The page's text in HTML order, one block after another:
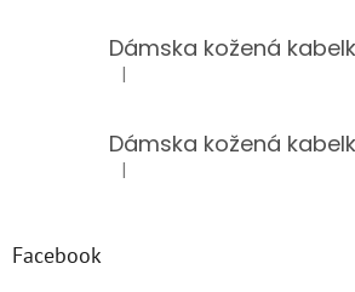
Hodnotenie produktu je 5 z 5
|
Hodnotenie produktu je 5 z 5
|
Facebook